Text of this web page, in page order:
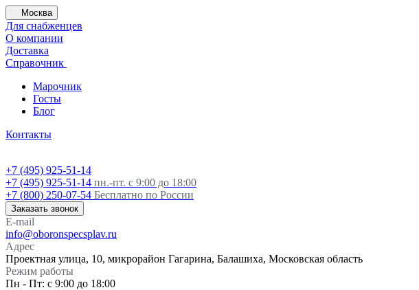
Москва
Для снабженцев
О компании
Доставка
Справочник
Марочник
Госты
Блог
Контакты
+7 (495) 925-51-14
+7 (495) 925-51-14 пн.-пт. с 9:00 до 18:00
+7 (800) 250-07-54 Бесплатно по России
Заказать звонок
E-mail
info@oboronspecsplav.ru
Адрес
Проектная улица, 10, микрорайон Гагарина, Балашиха, Московская область
Режим работы
Пн - Пт: с 9:00 до 18:00